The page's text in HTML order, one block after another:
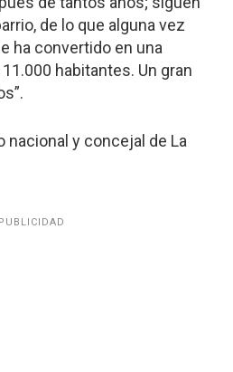
de lo que alguna vez
ha convertido en una
habitantes. Un gran
nacional y concejal de La
PUBLICIDAD